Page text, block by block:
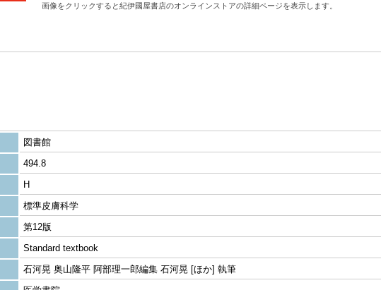
画像をクリックすると紀伊國屋書店のオンラインストアの詳細ページを表示します。
図書館
494.8
H
標準皮膚科学
第12版
Standard textbook
石河晃 奥山隆平 阿部理一郎編集 石河晃 [ほか] 執筆